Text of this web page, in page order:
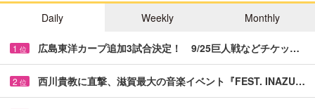
Daily
Weekly Monthly
1 位 広島東洋カープ追加3試合決定！ 9/25巨人戦などチケッ…
2 位 西川貴教に直撃、滋賀最大の音楽イベント『FEST. INAZU…